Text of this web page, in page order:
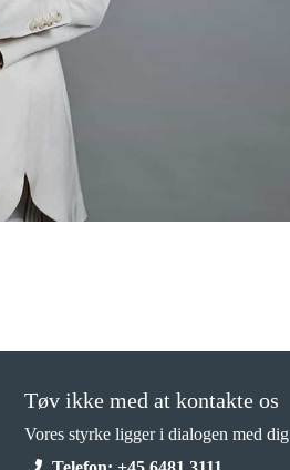
Tøv ikke med at kontakte os
Vores styrke ligger i dialogen med dig